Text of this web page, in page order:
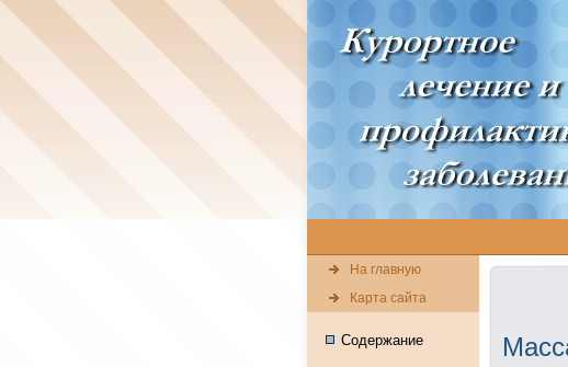
На главную
Карта сайта
Содержание